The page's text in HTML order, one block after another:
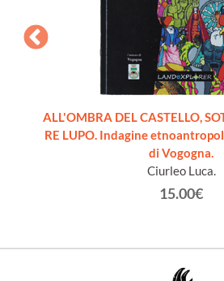
ALL'OMBRA DEL CASTELLO,
RE LUPO. Indagine
di Vogogna.
Ciurleo Luca.
15.00€